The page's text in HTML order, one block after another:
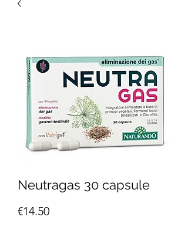
Neutragas 30 capsule
€14.50Price